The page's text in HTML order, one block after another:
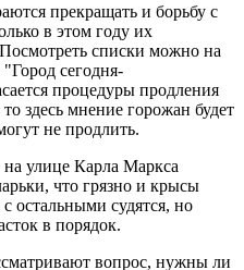
прекращать и борьбу с
в этом году их
списки можно на
сегодня-
процедуры продления
здесь мнение горожан будет
не продлить.
улице Карла Маркса
что грязно и крысы
остальными судятся, но
в порядок.
вопрос, нужны ли